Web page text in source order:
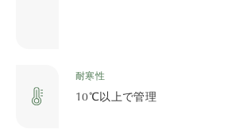
耐寒性
10℃以上で管理